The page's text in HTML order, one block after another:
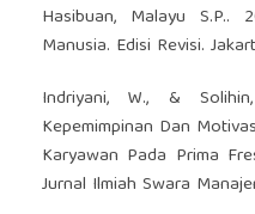
Hasibuan, Malayu S.P..
Manusia. Edisi Revisi.
Indriyani, W., &
Kepemimpinan Dan
Karyawan Pada Prima
Jurnal Ilmiah Swara